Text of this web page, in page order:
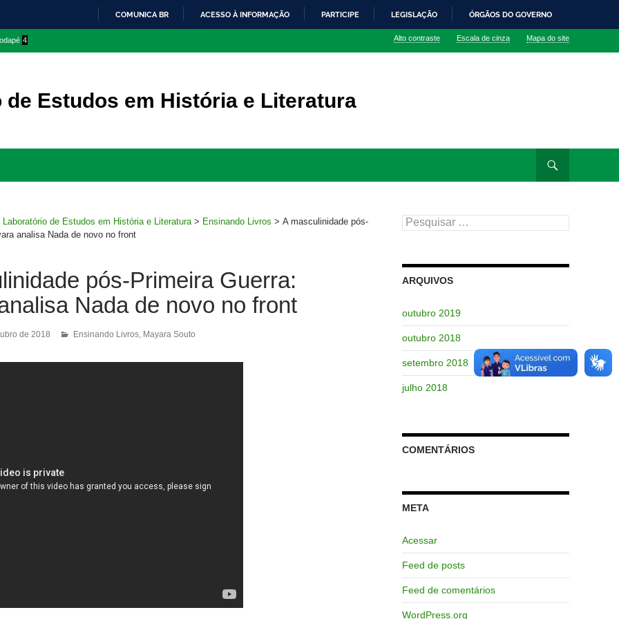
O
COMUNICA BR ACESSO À INFORMAÇÃO PARTICIPE LEGISLAÇÃO ÓRGÃOS DO GOVERNO
4 Alto contraste Escala de cinza Mapa do site
de Estudos em História e Literatura
Laboratório de Estudos em História e Literatura > Ensinando Livros > A masculinidade pós-
analisa Nada de novo no front
pós-Primeira Guerra:
Nada de novo no front
de 2018 Ensinando Livros, Mayara Souto
Pesquisar
por:
ARQUIVOS
outubro 2019
outubro 2018
setembro 2018
julho 2018
COMENTÁRIOS
META
Acessar
Feed de posts
Feed de comentários
WordPress.org